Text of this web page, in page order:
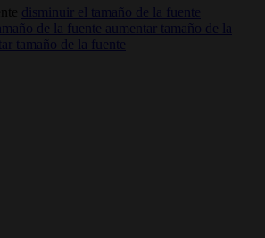
disminuir el tamaño de la fuente
aumentar tamaño de la